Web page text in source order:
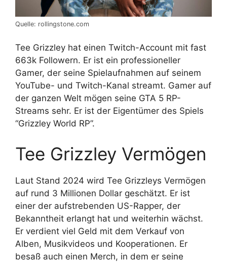
Quelle: rollingstone.com
Tee Grizzley hat einen Twitch-Account mit fast
663k Followern. Er ist ein professioneller
Gamer, der seine Spielaufnahmen auf seinem
YouTube- und Twitch-Kanal streamt. Gamer auf
der ganzen Welt mögen seine GTA 5 RP-
Streams sehr. Er ist der Eigentümer des Spiels
“Grizzley World RP”.
Tee Grizzley Vermögen
Laut Stand 2024 wird Tee Grizzleys Vermögen
auf rund 3 Millionen Dollar geschätzt. Er ist
einer der aufstrebenden US-Rapper, der
Bekanntheit erlangt hat und weiterhin wächst.
Er verdient viel Geld mit dem Verkauf von
Alben, Musikvideos und Kooperationen. Er
besaß auch einen Merch, in dem er seine